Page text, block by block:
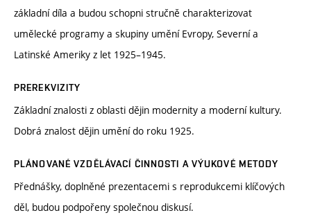
základní díla a budou schopni stručně charakterizovat
umělecké programy a skupiny umění Evropy, Severní a
Latinské Ameriky z let 1925–1945.
PREREKVIZITY
Základní znalosti z oblasti dějin modernity a moderní kultury.
Dobrá znalost dějin umění do roku 1925.
PLÁNOVANÉ VZDĚLÁVACÍ ČINNOSTI A VÝUKOVÉ METODY
Přednášky, doplněné prezentacemi s reprodukcemi klíčových
děl, budou podpořeny společnou diskusí.